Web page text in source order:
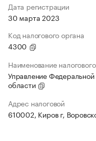
Дата регистрации
30 марта 2023
Код налогового органа
4300
Наименование
Управление
области
Адрес налоговой
610002, Киров г,